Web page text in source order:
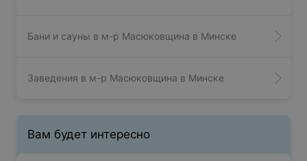
Бани и сауны в м-р Масюковщина в Минске
Заведения в м-р Масюковщина в Минске
Вам будет интересно